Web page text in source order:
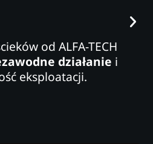
od ALFA-TECH
działanie i
eksploatacji.